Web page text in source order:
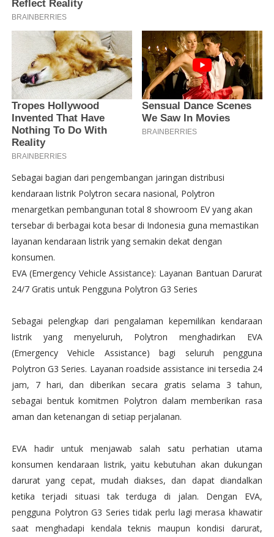
Sebagai bagian dari pengembangan jaringan distribusi
kendaraan listrik Polytron secara nasional, Polytron
menargetkan pembangunan total 8 showroom EV yang akan
tersebar di berbagai kota besar di Indonesia guna memastikan
layanan kendaraan listrik yang semakin dekat dengan
konsumen.
EVA (Emergency Vehicle Assistance): Layanan Bantuan Darurat
24/7 Gratis untuk Pengguna Polytron G3 Series
Sebagai pelengkap dari pengalaman kepemilikan kendaraan
listrik yang menyeluruh, Polytron menghadirkan EVA
(Emergency Vehicle Assistance) bagi seluruh pengguna
Polytron G3 Series. Layanan roadside assistance ini tersedia 24
jam, 7 hari, dan diberikan secara gratis selama 3 tahun,
sebagai bentuk komitmen Polytron dalam memberikan rasa
aman dan ketenangan di setiap perjalanan.
EVA hadir untuk menjawab salah satu perhatian utama
konsumen kendaraan listrik, yaitu kebutuhan akan dukungan
darurat yang cepat, mudah diakses, dan dapat diandalkan
ketika terjadi situasi tak terduga di jalan. Dengan EVA,
pengguna Polytron G3 Series tidak perlu lagi merasa khawatir
saat menghadapi kendala teknis maupun kondisi darurat,